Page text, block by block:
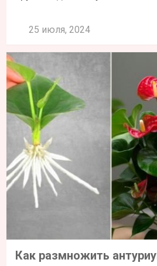
25 июля, 2024
Как размножить